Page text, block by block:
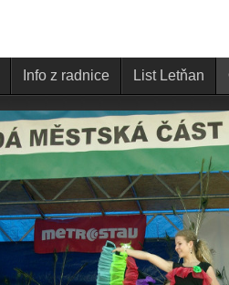
Info z radnice List Letňan